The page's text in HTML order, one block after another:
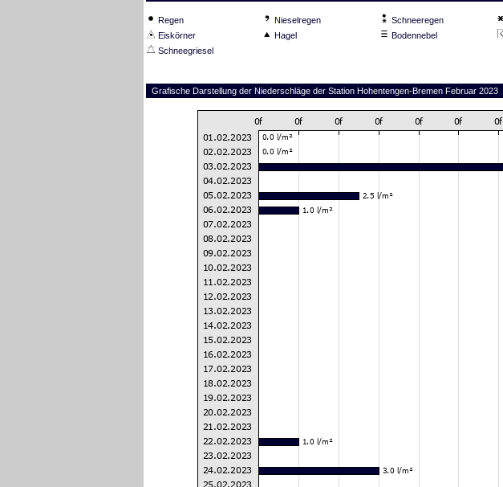
Regen Nieselregen Schneeregen
Eiskörner
Hagel Bodennebel
Schneegriesel
Grafische Darstellung der Niederschläge der Station Hohentengen-Bremen Februar 2023